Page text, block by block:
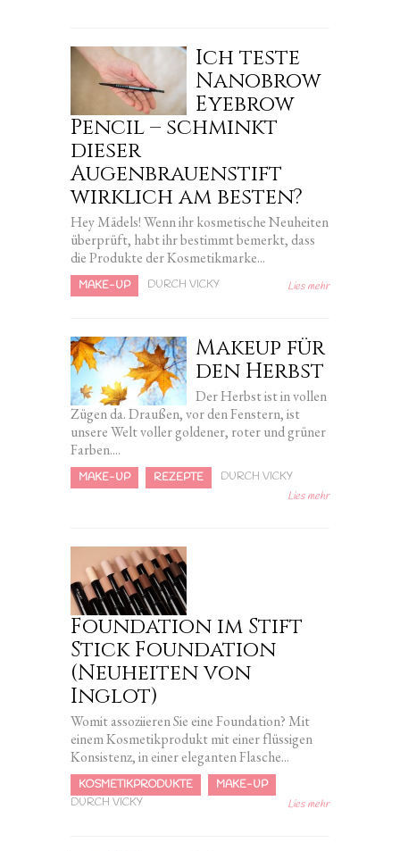
Ich teste
Nanobrow
Eyebrow
Pencil – schminkt
dieser
Augenbrauenstift
wirklich am besten?
Hey Mädels! Wenn ihr kosmetische Neuheiten
überprüft, habt ihr bestimmt bemerkt, dass
die Produkte der Kosmetikmarke...
MAKE-UP DURCH VICKY Lies mehr
Makeup für
den Herbst
Der Herbst ist in vollen
Zügen da. Draußen, vor den Fenstern, ist
unsere Welt voller goldener, roter und grüner
Farben....
MAKE-UP REZEPTE
DURCH VICKY
Lies mehr
Foundation im Stift
Stick Foundation
(Neuheiten von
Inglot)
Womit assoziieren Sie eine Foundation? Mit
einem Kosmetikprodukt mit einer flüssigen
Konsistenz, in einer eleganten Flasche...
KOSMETIKPRODUKTE
MAKE-UP
DURCH VICKY
Lies mehr